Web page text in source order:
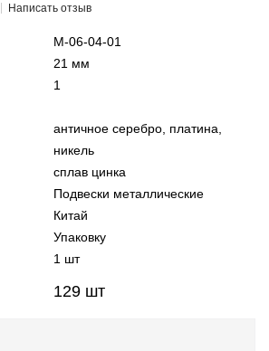
Написать отзыв
М-06-04-01
21 мм
1
античное серебро, платина,
никель
сплав цинка
Подвески металлические
Китай
Упаковку
1 шт
129 шт